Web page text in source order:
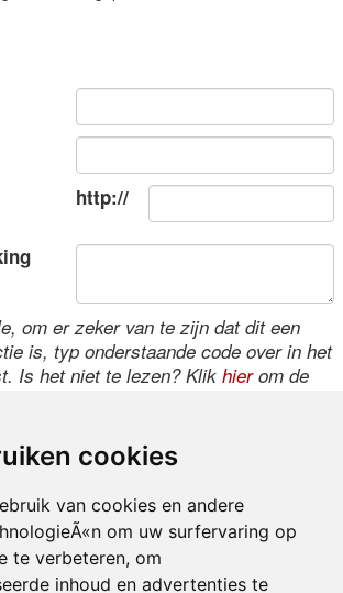
cookies
van cookies en andere
om uw surfervaring op
te verbeteren, om
inhoud en advertenties te
http://
om er zeker van te zijn dat dit een
is, typ onderstaande code over in het
Is het niet te lezen? Klik hierom de